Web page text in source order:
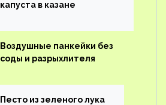
капуста в казане
Воздушные панкейки без
соды и разрыхлителя
Песто из зеленого лука